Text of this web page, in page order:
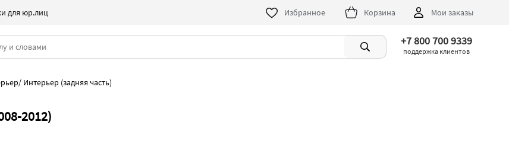
для юр.лиц Избранное Корзина Мои заказы
+7 800 700 9339
поддержка клиентов
/ Интерьер (задняя часть)
2012)